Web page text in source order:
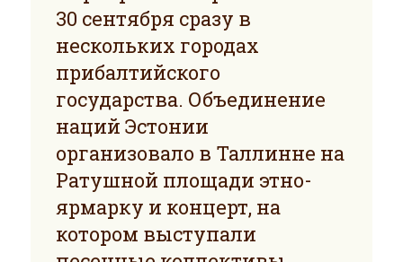
30 сентября сразу в
нескольких городах
прибалтийского
государства. Объединение
наций Эстонии
организовало в Таллинне на
Ратушной площади этно-
ярмарку и концерт, на
котором выступали